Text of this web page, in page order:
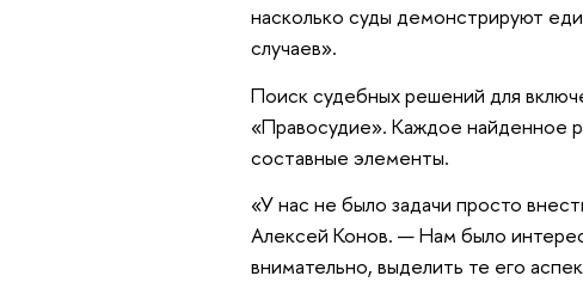
насколько суды демонстрируют
случаев».
Поиск судебных решений для
«Правосудие». Каждое найденное
составные элементы.
«У нас не было задачи просто
Алексей Конов. — Нам было
внимательно, выделить те его